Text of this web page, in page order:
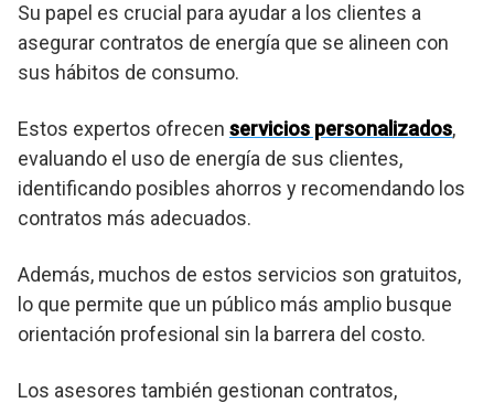
Su papel es crucial para ayudar a los clientes a
asegurar contratos de energía que se alineen con
sus hábitos de consumo.
Estos expertos ofrecen servicios personalizados,
evaluando el uso de energía de sus clientes,
identificando posibles ahorros y recomendando los
contratos más adecuados.
Además, muchos de estos servicios son gratuitos,
lo que permite que un público más amplio busque
orientación profesional sin la barrera del costo.
Los asesores también gestionan contratos,